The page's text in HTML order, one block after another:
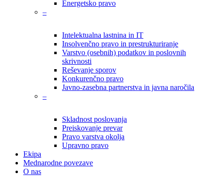
Energetsko pravo
–
Intelektualna lastnina in IT
Insolvenčno pravo in prestrukturiranje
Varstvo (osebnih) podatkov in poslovnih
skrivnosti
Reševanje sporov
Konkurenčno pravo
Javno-zasebna partnerstva in javna naročila
–
Skladnost poslovanja
Preiskovanje prevar
Pravo varstva okolja
Upravno pravo
Ekipa
Mednarodne povezave
O nas